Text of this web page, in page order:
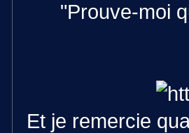
"Prouve-moi
Et je remercie